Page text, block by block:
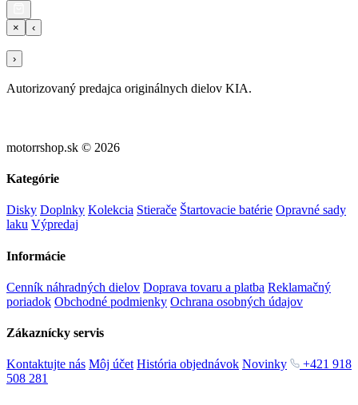
× ‹
›
Autorizovaný predajca originálnych dielov KIA.
motorrshop.sk © 2026
Kategórie
Disky Doplnky Kolekcia Stierače Štartovacie batérie Opravné sady
laku Výpredaj
Informácie
Cenník náhradných dielov Doprava tovaru a platba Reklamačný
poriadok Obchodné podmienky Ochrana osobných údajov
Zákaznícky servis
Kontaktujte nás Môj účet História objednávok Novinky
+421 918
508 281